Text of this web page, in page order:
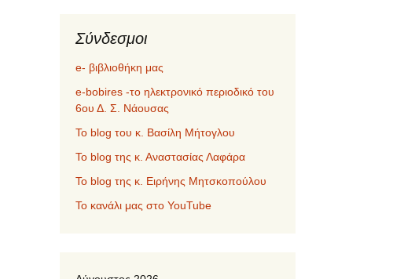
Σύνδεσμοι
e- βιβλιοθήκη μας
e-bobires -το ηλεκτρονικό περιοδικό του
6ου Δ. Σ. Νάουσας
To blog του κ. Βασίλη Μήτογλου
Το blog της κ. Αναστασίας Λαφάρα
Το blog της κ. Ειρήνης Μητσκοπούλου
Το κανάλι μας στο YouTube